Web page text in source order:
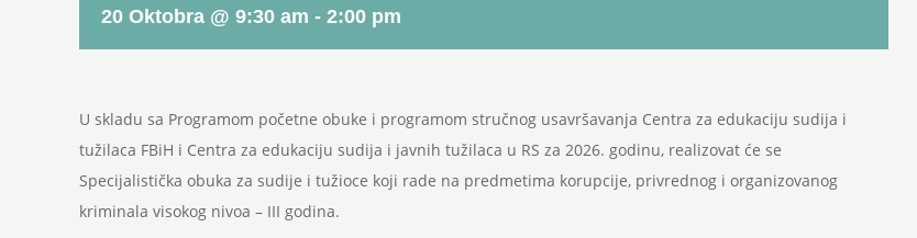
20 Oktobra @ 9:30 am - 2:00 pm
U skladu sa Programom početne obuke i programom stručnog usavršavanja Centra za edukaciju sudija i
tužilaca FBiH i Centra za edukaciju sudija i javnih tužilaca u RS za 2026. godinu, realizovat će se
Specijalistička obuka za sudije i tužioce koji rade na predmetima korupcije, privrednog i organizovanog
kriminala visokog nivoa – III godina.